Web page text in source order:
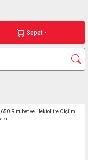
Sepet -